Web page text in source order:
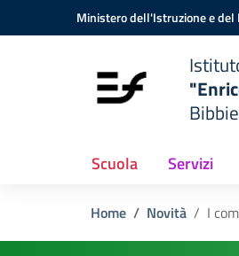
Vai ai contenuti
Vai al menu di navigazioneMinistero dell'Istruzione e del
Scuola Servizi
Home Novità I